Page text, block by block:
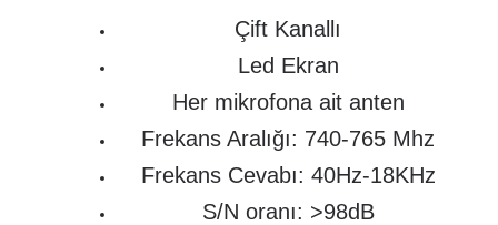
Çift Kanallı
Led Ekran
Her mikrofona ait anten
Frekans Aralığı: 740-765 Mhz
Frekans Cevabı: 40Hz-18KHz
S/N oranı: >98dB